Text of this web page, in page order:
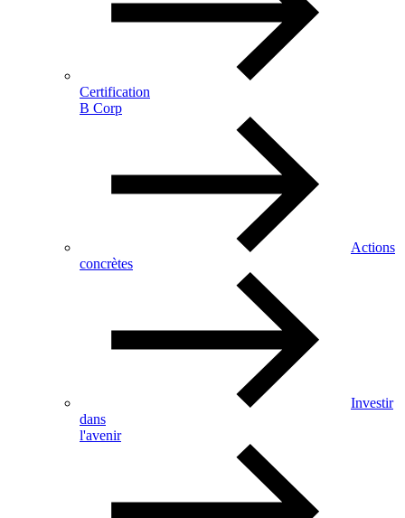
Certification
B Corp
Actions
concrètes
Investir
dans
l'avenir